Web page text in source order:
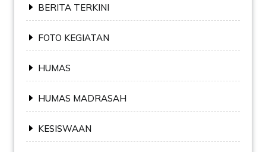
BERITA TERKINI
FOTO KEGIATAN
HUMAS
HUMAS MADRASAH
KESISWAAN